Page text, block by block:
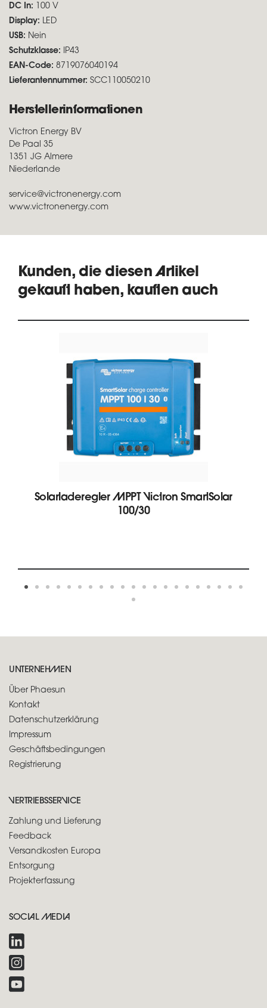
DC In: 100 V
Display: LED
USB: Nein
Schutzklasse: IP43
EAN-Code: 8719076040194
Lieferantennummer: SCC110050210
Herstellerinformationen
Victron Energy BV
De Paal 35
1351 JG Almere
Niederlande
service@victronenergy.com
www.victronenergy.com
Kunden, die diesen Artikel
gekauft haben, kauften auch
Solarladeregler MPPT Victron SmartSolar
100/30
UNTERNEHMEN
Über Phaesun
Kontakt
Datenschutzerklärung
Impressum
Geschäftsbedingungen
Registrierung
VERTRIEBSSERVICE
Zahlung und Lieferung
Feedback
Versandkosten Europa
Entsorgung
Projekterfassung
SOCIAL MEDIA